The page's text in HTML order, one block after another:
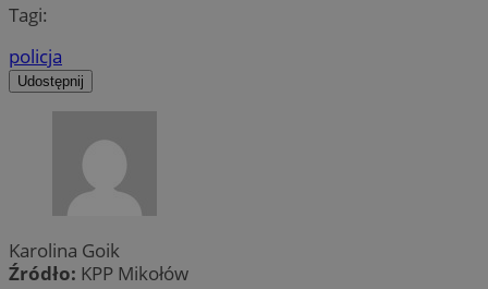
Tagi:
policja
Udostępnij
Karolina Goik
Źródło: KPP Mikołów